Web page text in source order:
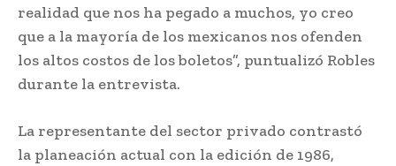
realidad que nos ha pegado a muchos, yo creo
que a la mayoría de los mexicanos nos ofenden
los altos costos de los boletos”, puntualizó Robles
durante la entrevista.
La representante del sector privado contrastó
la planeación actual con la edición de 1986,